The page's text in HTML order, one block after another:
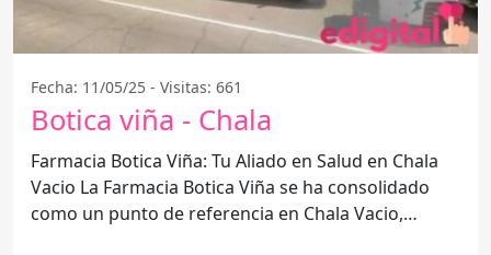
Fecha: 11/05/25 - Visitas: 661
Botica viña - Chala
Farmacia Botica Viña: Tu Aliado en Salud en Chala
Vacio La Farmacia Botica Viña se ha consolidado
como un punto de referencia en Chala Vacio,